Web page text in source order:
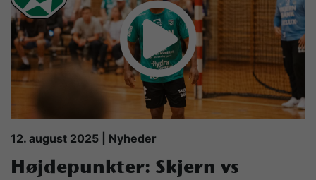
Sponsorer
Billetsalg / sæsonkort
Presse
Samarbejdsklubber
12. august 2025 | Nyheder
Højdepunkter: Skjern vs